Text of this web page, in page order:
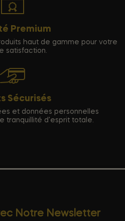
Premium
haut de gamme pour votre
satisfaction.
Sécurisés
et données personnelles
tranquillité d'esprit totale.
Notre Newsletter